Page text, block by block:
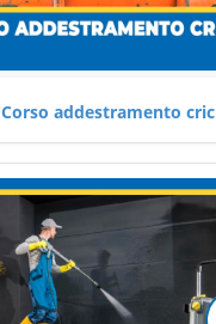
Corso addestramento cric